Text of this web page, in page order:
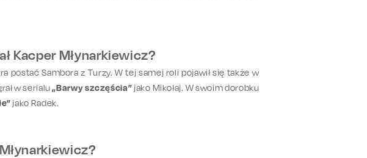
Kacper Młynarkiewicz?
postać Sambora z Turzy. W tej samej roli pojawił się także w
w serialu„Barwy szczęścia” jako Mikołaj. W swoim dorobku
jako Radek.